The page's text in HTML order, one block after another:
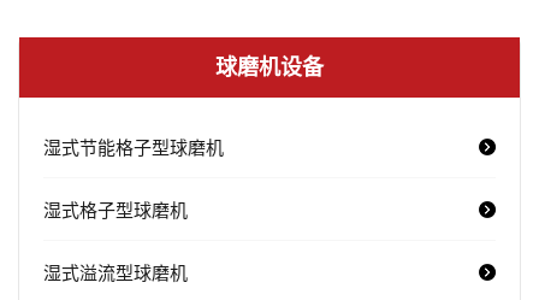
球磨机设备
湿式节能格子型球磨机
湿式格子型球磨机
湿式溢流型球磨机